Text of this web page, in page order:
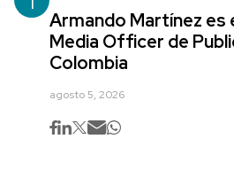
Armando Martínez es
Media Officer de
Colombia
agosto 5, 2026